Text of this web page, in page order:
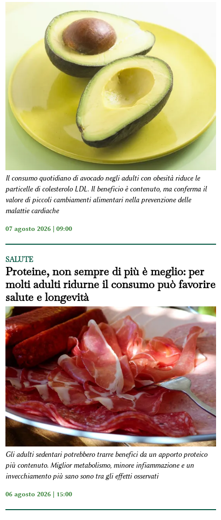
Il consumo quotidiano di avocado negli adulti con obesità riduce le
particelle di colesterolo LDL. Il beneficio è contenuto, ma conferma il
valore di piccoli cambiamenti alimentari nella prevenzione delle
malattie cardiache
07 agosto 2026 | 09:00
SALUTE
Proteine, non sempre di più è meglio: per
molti adulti ridurne il consumo può favorire
salute e longevità
Gli adulti sedentari potrebbero trarre benefici da un apporto proteico
più contenuto. Miglior metabolismo, minore infiammazione e un
invecchiamento più sano sono tra gli effetti osservati
06 agosto 2026 | 15:00